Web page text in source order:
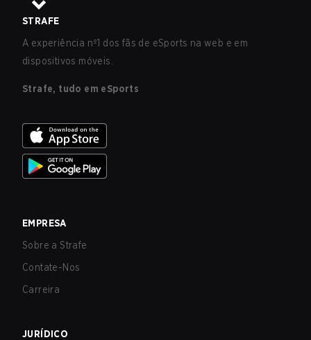
STRAFE
A experiência nº1 dos fãs de eSports na web e em
dispositivos móveis.
Strafe, tudo em eSports
EMPRESA
Sobre a Strafe
Contate-Nos
Carreira
JURÍDICO